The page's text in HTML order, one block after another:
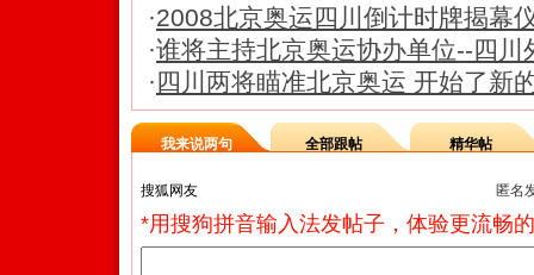
·2008北京奥运四川倒计时牌揭幕
·谁将主持北京奥运协办单位--四川
·四川两将瞄准北京奥运 开始了新
我来说两句 全部跟帖 精华帖
匿名
*用搜狗拼音输入法发帖子，体验更流畅